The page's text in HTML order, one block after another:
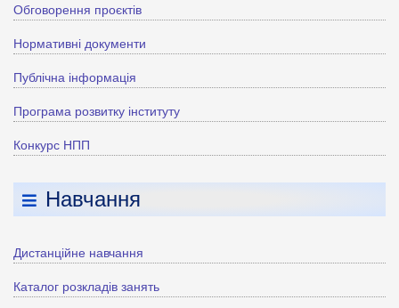
Обговорення проєктів
Нормативні документи
Публічна інформація
Програма розвитку інституту
Конкурс НПП
Навчання
Дистанційне навчання
Каталог розкладів занять